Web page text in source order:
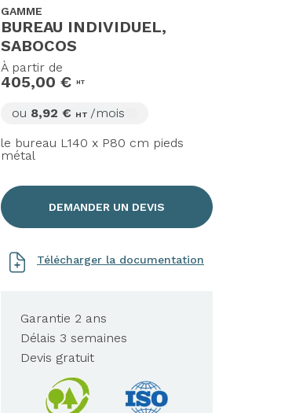
GAMME
BUREAU INDIVIDUEL,
SABOCOS
À partir de
405,00 € HT
ou 8,92 € HT /mois
le bureau L140 x P80 cm pieds
métal
DEMANDER UN DEVIS
Télécharger la documentation
Garantie 2 ans
Délais 3 semaines
Devis gratuit